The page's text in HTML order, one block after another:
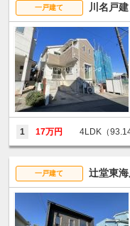
一戸建て 川名戸建
1 17万円 4LDK（
一戸建て 辻堂東